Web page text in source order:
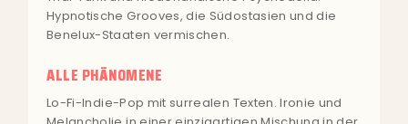
Hypnotische Grooves, die Südostasien und die
Benelux-Staaten vermischen.
ALLE PHÄNOMENE
Lo-Fi-Indie-Pop mit surrealen Texten. Ironie und